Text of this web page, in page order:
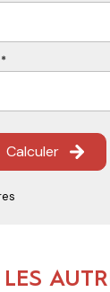
Calculer